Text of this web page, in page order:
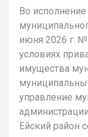
Во
июня 2026 г.
условиях
имущества
управление
Ейский район